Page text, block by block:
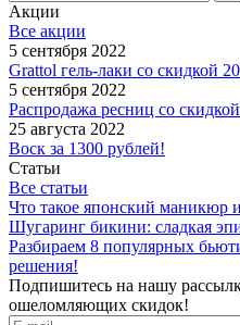
Акции
Все акции
5 сентября 2022
Grattol гель-лаки со скидкой
5 сентября 2022
Распродажа ресниц со
25 августа 2022
Воск за 1300 рублей!
Статьи
Все статьи
Что такое японский маникюр
Шугаринг бикини: сладкая
Разбираем 8 популярных
решения!
Подпишитесь на нашу
ошеломляющих скидок!